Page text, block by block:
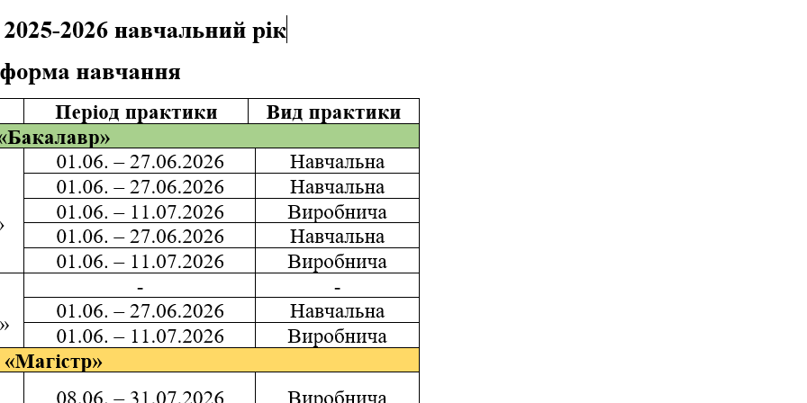
практичного навчання здобувачів